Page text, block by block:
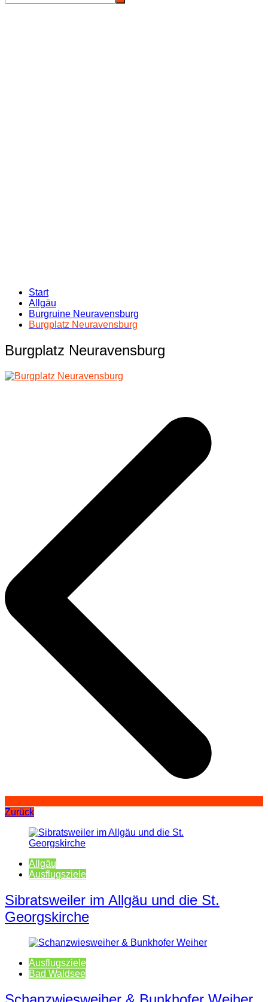
Start
Allgäu
Burgruine Neuravensburg
Burgplatz Neuravensburg
Burgplatz Neuravensburg
Zurück
Allgäu
Ausflugsziele
Sibratsweiler im Allgäu und die St.
Georgskirche
Ausflugsziele
Bad Waldsee